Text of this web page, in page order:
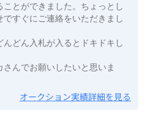
とができました。ちょっとし
すぐにご連絡をいただきまし
どん入札が入るとドキドキし
んでお願いしたいと思いま
オークション実績詳細を見る